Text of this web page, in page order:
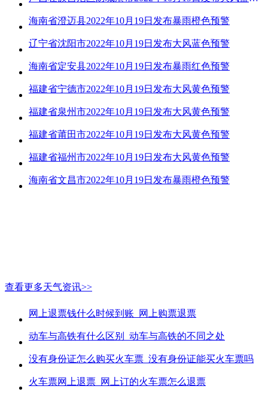
海南省澄迈县2022年10月19日发布暴雨橙色预警
辽宁省沈阳市2022年10月19日发布大风蓝色预警
海南省定安县2022年10月19日发布暴雨红色预警
福建省宁德市2022年10月19日发布大风黄色预警
福建省泉州市2022年10月19日发布大风黄色预警
福建省莆田市2022年10月19日发布大风黄色预警
福建省福州市2022年10月19日发布大风黄色预警
海南省文昌市2022年10月19日发布暴雨橙色预警
查看更多天气资讯>>
网上退票钱什么时候到账_网上购票退票
动车与高铁有什么区别_动车与高铁的不同之处
没有身份证怎么购买火车票_没有身份证能买火车票吗
火车票网上退票_网上订的火车票怎么退票